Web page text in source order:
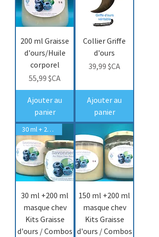
200 ml Graisse
d'ours/Huile
corporel
Prix
55,99 $CA
Ajouter au
panier
Collier Griffe
d'ours
Prix
39,99 $CA
Ajouter au
panier
30 ml + 200 ml masque chev
30 ml +200 ml
masque chev
Kits Graisse
d'ours / Combos
150 ml +200 ml
masque chev
Kits Graisse
d'ours / Combos